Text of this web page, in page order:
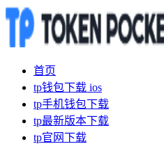
首页
tp钱包下载 ios
tp手机钱包下载
tp最新版本下载
tp官网下载